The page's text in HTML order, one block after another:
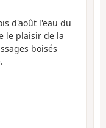
d'août l'eau du
le plaisir de la
boisés